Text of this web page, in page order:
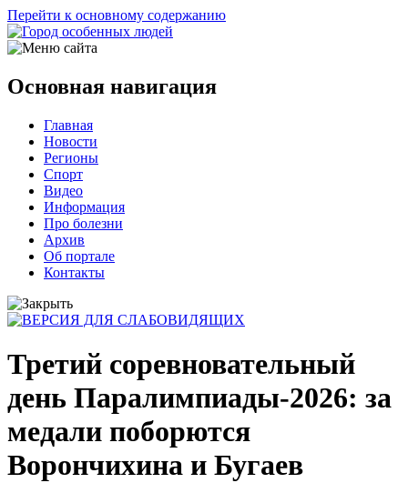
Перейти к основному содержанию
Основная навигация
Главная
Новости
Регионы
Спорт
Видео
Информация
Про болезни
Архив
Об портале
Контакты
Третий соревновательный
день Паралимпиады-2026: за
медали поборются
Ворончихина и Бугаев